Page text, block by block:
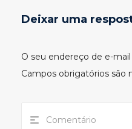
Deixar uma
O seu endereço de e-
Campos obrigatórios são